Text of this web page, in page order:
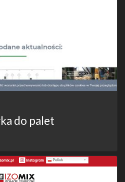
do palet